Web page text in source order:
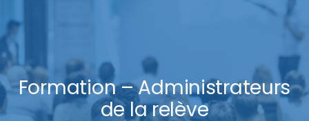
Formation – Administrateurs
de la relève